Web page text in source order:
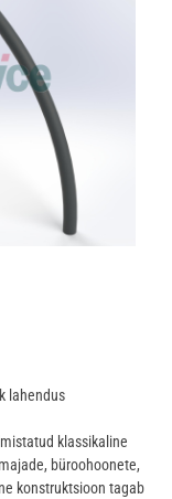
lahendus
klassikaline
büroohoonete,
konstruktsioon tagab